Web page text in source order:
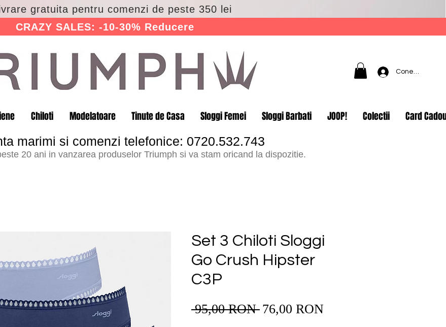
gratuita pentru comenzi de peste 350 lei
CRAZY SALES: -10-30% Reducere
Conectează-
Chiloti Modelatoare Tinute de Casa Sloggi Femei Sloggi Barbati JOOP! Colectii Card
marimi si comenzi telefonice: 0720.532.743
20 ani in vanzarea produselor Triumph si va stam oricand la dispozitie.
Set 3 Chiloti Sloggi
Go Crush Hipster
C3P
95,00 RON Preț
76,00 RONPreț